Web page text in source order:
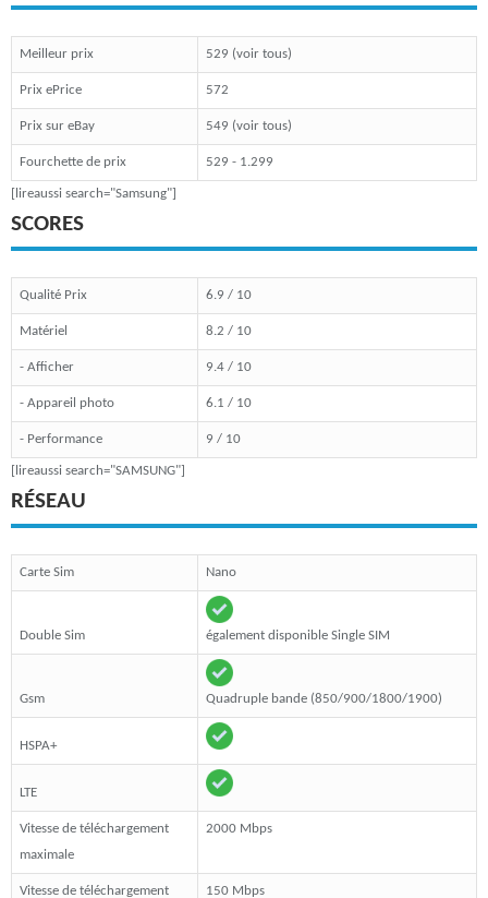
Meilleur prix 529 (voir tous)
Prix ePrice 572
Prix sur eBay 549 (voir tous)
Fourchette de prix 529 - 1.299
[lireaussi search="Samsung"]
SCORES
Qualité Prix 6.9 / 10
Matériel 8.2 / 10
- Afficher 9.4 / 10
- Appareil photo 6.1 / 10
- Performance 9 / 10
[lireaussi search="SAMSUNG"]
RÉSEAU
Carte Sim Nano
Double Sim également disponible Single SIM
Gsm Quadruple bande (850/900/1800/1900)
HSPA+
LTE
Vitesse de téléchargement
maximale
2000 Mbps
Vitesse de téléchargement 150 Mbps